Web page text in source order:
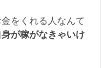
をくれる人なんて
が稼がなきゃいけ